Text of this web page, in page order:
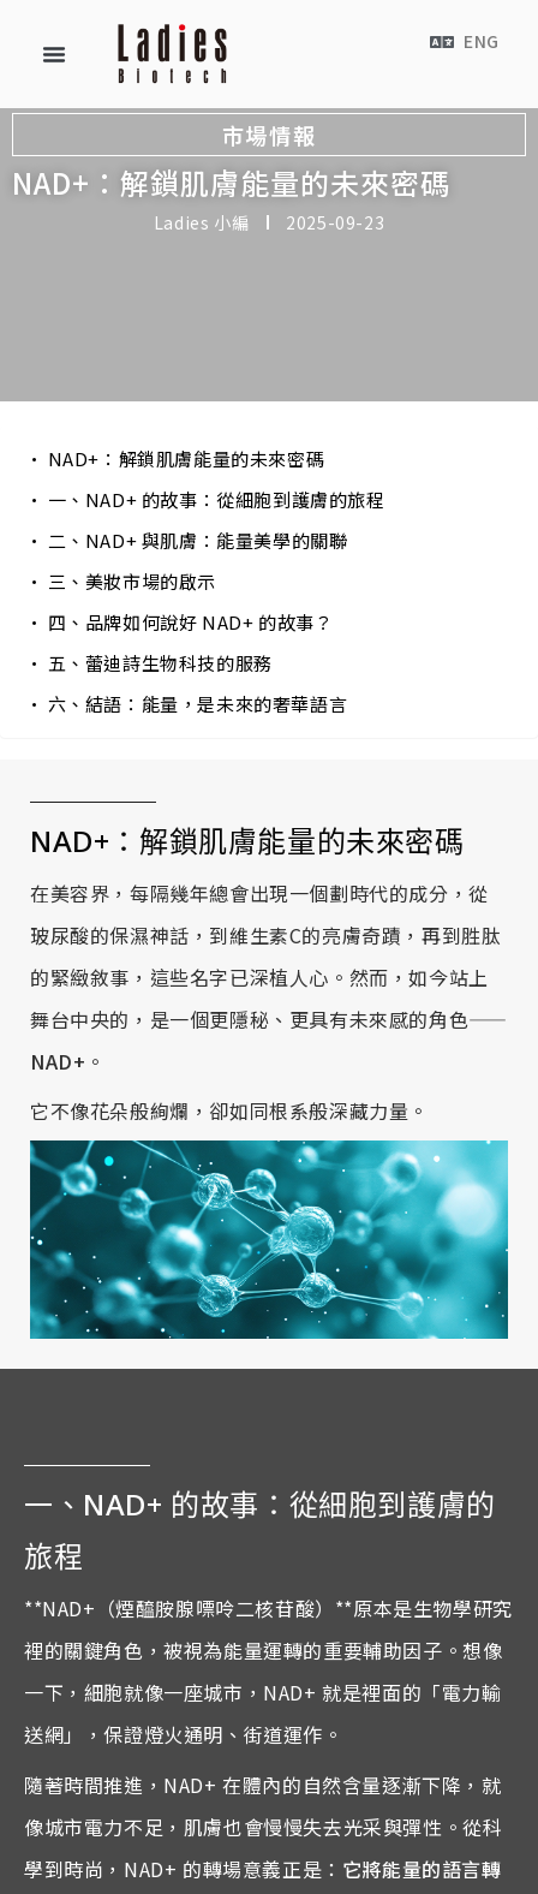
ENG
市場情報
NAD+：解鎖肌膚能量的未來密碼
Ladies 小編 2025-09-23
NAD+：解鎖肌膚能量的未來密碼
一、NAD+ 的故事：從細胞到護膚的旅程
二、NAD+ 與肌膚：能量美學的關聯
三、美妝市場的啟示
四、品牌如何說好 NAD+ 的故事？
五、蕾迪詩生物科技的服務
六、結語：能量，是未來的奢華語言
NAD+：解鎖肌膚能量的未來密碼
在美容界，每隔幾年總會出現一個劃時代的成分，從
玻尿酸的保濕神話，到維生素C的亮膚奇蹟，再到胜肽
的緊緻敘事，這些名字已深植人心。然而，如今站上
舞台中央的，是一個更隱秘、更具有未來感的角色——
NAD+ 。
它不像花朵般絢爛，卻如同根系般深藏力量。
一、NAD+ 的故事：從細胞到護膚的
旅程
**NAD+（煙醯胺腺嘌呤二核苷酸）**原本是生物學研究
裡的關鍵角色，被視為能量運轉的重要輔助因子。想像
一下，細胞就像一座城市，NAD+ 就是裡面的「電力輸
送網」，保證燈火通明、街道運作。
隨著時間推進，NAD+ 在體內的自然含量逐漸下降，就
像城市電力不足，肌膚也會慢慢失去光采與彈性。從科
學到時尚，NAD+ 的轉場意義正是： 它將能量的語言轉